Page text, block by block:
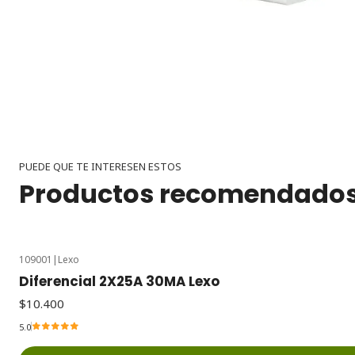
PUEDE QUE TE INTERESEN ESTOS
Productos
109001 | Lexo
Diferencial 2X25A 30MA Lexo
$10.400
5.0